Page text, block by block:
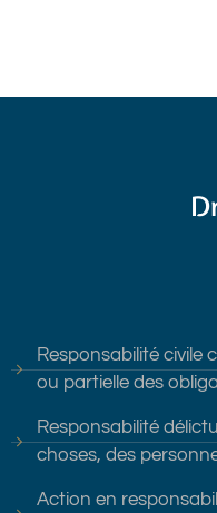
Responsabilité civile
ou partielle des
Responsabilité
choses, des
Action en